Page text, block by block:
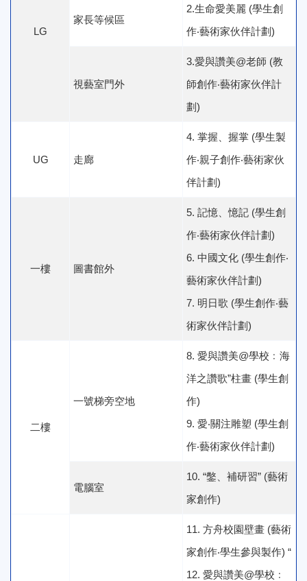
LG
家長等候區
2.生命愛美麗 (學生創
作‧藝術家伙伴計劃)
視藝室門外
3.愛與讚美@老師 (教
師創作‧藝術家伙伴計
劃)
UG 走廊
4. 掌握、握掌 (學生製
作‧親子創作‧藝術家伙
伴計劃)
一樓 圖書館外
5. 記憶、憶記 (學生創
作‧藝術家伙伴計劃)
6. 中國文化 (學生創作‧
藝術家伙伴計劃)
7. 明日歌 (學生創作‧藝
術家伙伴計劃)
二樓
一號梯旁空地
8. 愛與讚美@學校﹕海
洋之讚歌”柱畫 (學生創
作)
9. 愛‧關注雕塑 (學生創
作‧藝術家伙伴計劃)
電腦室
10. “鐅、補研習” (藝術
家創作)
11. 方舟校園壁畫 (藝術
家創作‧學生參與製作) “
12. 愛與讚美@學校﹕